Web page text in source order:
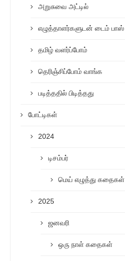
அறுசுவை அட்டில்
எழுத்தாளர்களுடன் டைம் பாஸ்
தமிழ் வளர்ப்போம்
தெரிஞ்சிப்போம் வாங்க
படித்ததில் பிடித்தது
போட்டிகள்
2024
டிசம்பர்
மெய் எழுத்து கதைகள்
2025
ஜனவரி
ஒரு நாள் கதைகள்